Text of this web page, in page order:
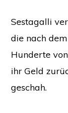
Sestagalli
die nach
Hunderte
ihr Geld
geschah.